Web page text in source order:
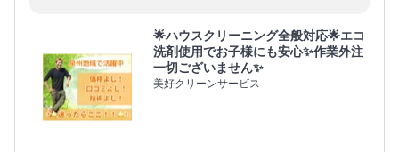
🌟ハウスクリーニング全般対応🌟エコ
洗剤使用でお子様にも安心✨作業外注
一切ございません✨
美好クリーンサービス